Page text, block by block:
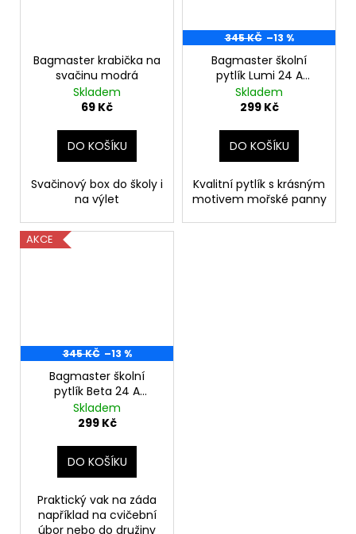
Bagmaster krabička na
svačinu modrá
Skladem
69 Kč
DO KOŠÍKU
Svačinový box do školy i
na výlet
345 KČ –13 %
Bagmaster školní
pytlík Lumi 24 A
mořská panna
Skladem
299 Kč
DO KOŠÍKU
Kvalitní pytlík s krásným
motivem mořské panny
AKCE
345 KČ –13 %
Bagmaster školní
pytlík Beta 24 A
dalmatin
Skladem
299 Kč
DO KOŠÍKU
Praktický vak na záda
například na cvičební
úbor nebo do družiny